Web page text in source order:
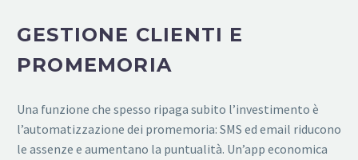
GESTIONE CLIENTI E
PROMEMORIA
Una funzione che spesso ripaga subito l’investimento è
l’automatizzazione dei promemoria: SMS ed email riducono
le assenze e aumentano la puntualità. Un’app economica